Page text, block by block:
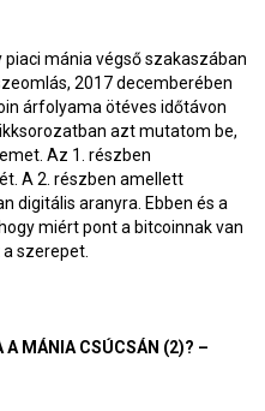
mánia végső szakaszában
2017 decemberében
árfolyama ötéves időtávon
azt mutatom be,
Az 1. részben
A 2. részben amellett
digitális aranyra. Ebben és a
miért pont a bitcoinnak van
szerepet.
A MÁNIA CSÚCSÁN (2)? –